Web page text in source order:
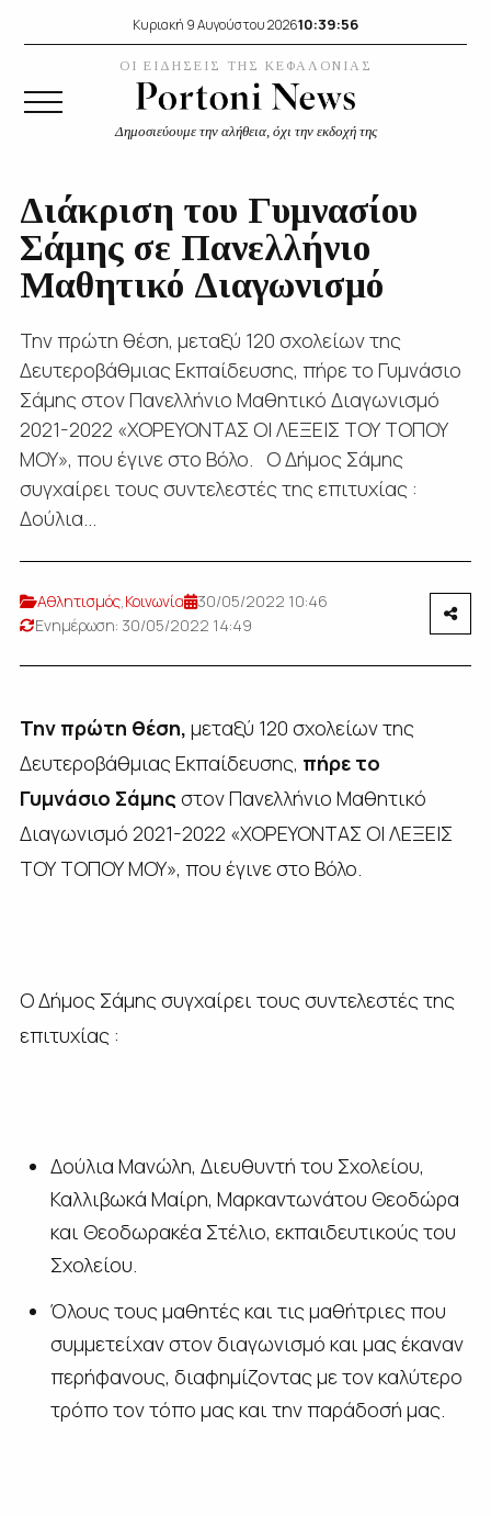
Κυριακή 9 Αυγούστου 202610:39:56
ΟΙ ΕΙΔΗΣΕΙΣ ΤΗΣ ΚΕΦΑΛΟΝΙΑΣ
Δημοσιεύουμε την αλήθεια, όχι την εκδοχή της
Διάκριση του Γυμνασίου
Σάμης σε Πανελλήνιο
Μαθητικό Διαγωνισμό
Την πρώτη θέση, μεταξύ 120 σχολείων της
Δευτεροβάθμιας Εκπαίδευσης, πήρε το Γυμνάσιο
Σάμης στον Πανελλήνιο Μαθητικό Διαγωνισμό
2021-2022 «ΧΟΡΕΥΟΝΤΑΣ ΟΙ ΛΕΞΕΙΣ ΤΟΥ ΤΟΠΟΥ
ΜΟΥ», που έγινε στο Βόλο. Ο Δήμος Σάμης
συγχαίρει τους συντελεστές της επιτυχίας :
Δούλια...
Αθλητισμός,Κοινωνία
30/05/2022 10:46
Ενημέρωση: 30/05/2022 14:49
Την πρώτη θέση, μεταξύ 120 σχολείων της
Δευτεροβάθμιας Εκπαίδευσης, πήρε το
Γυμνάσιο Σάμης στον Πανελλήνιο Μαθητικό
Διαγωνισμό 2021-2022 «ΧΟΡΕΥΟΝΤΑΣ ΟΙ ΛΕΞΕΙΣ
ΤΟΥ ΤΟΠΟΥ ΜΟΥ», που έγινε στο Βόλο.
Ο Δήμος Σάμης συγχαίρει τους συντελεστές της
επιτυχίας :
Δούλια Μανώλη, Διευθυντή του Σχολείου,
Καλλιβωκά Μαίρη, Μαρκαντωνάτου Θεοδώρα
και Θεοδωρακέα Στέλιο, εκπαιδευτικούς του
Σχολείου.
Όλους τους μαθητές και τις μαθήτριες που
συμμετείχαν στον διαγωνισμό και μας έκαναν
περήφανους, διαφημίζοντας με τον καλύτερο
τρόπο τον τόπο μας και την παράδοσή μας.